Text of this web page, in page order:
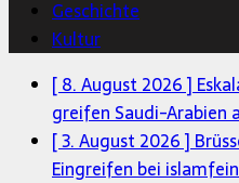
Geschichte
Kultur
[ 8. August 2026 ]
greifen Saudi-Arabien
[ 3. August 2026 ]
Eingreifen bei